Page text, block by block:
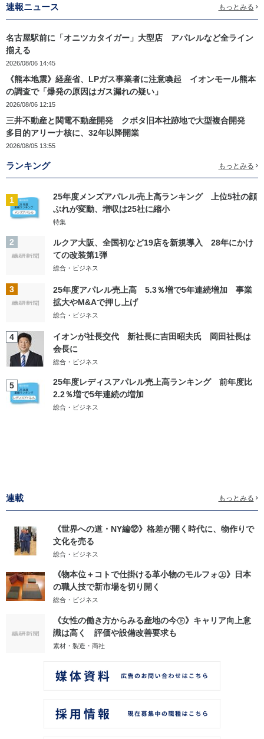
速報ニュース もっとみる
名古屋駅前に「オニツカタイガー」大型店 アパレルなど全ライン
揃える
2026/08/06 14:45
《熊本地震》経産省、LPガス事業者に注意喚起 イオンモール熊本
の調査で「爆発の原因はガス漏れの疑い」
2026/08/06 12:15
三井不動産と関電不動産開発 クボタ旧本社跡地で大型複合開発
多目的アリーナ核に、32年以降開業
2026/08/05 13:55
ランキング もっとみる
1
25年度メンズアパレル売上高ランキング 上位5社の顔
ぶれが変動、増収は25社に縮小
特集
2
ルクア大阪、全国初など19店を新規導入 28年にかけ
ての改装第1弾
総合・ビジネス
3
25年度アパレル売上高 5.3％増で5年連続増加 事業
拡大やM&Aで押し上げ
総合・ビジネス
4
イオンが社長交代 新社長に吉田昭夫氏 岡田社長は
会長に
総合・ビジネス
5
25年度レディスアパレル売上高ランキング 前年度比
2.2％増で5年連続の増加
総合・ビジネス
連載 もっとみる
《世界への道・NY編⑫》格差が開く時代に、物作りで
文化を売る
総合・ビジネス
《物本位＋コトで仕掛ける革小物のモルフォ㊤》日本
の職人技で新市場を切り開く
総合・ビジネス
《女性の働き方からみる産地の今㊦》キャリア向上意
識は高く 評価や設備改善要求も
素材・製造・商社